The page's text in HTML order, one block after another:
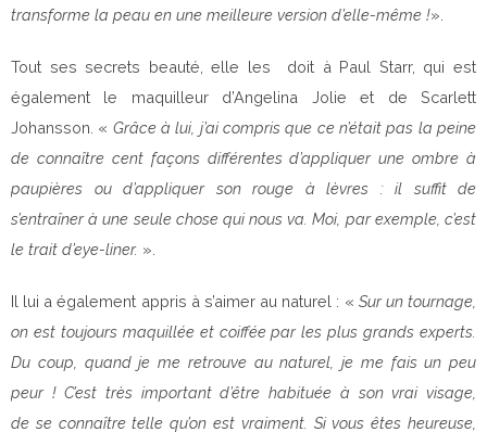
transforme la peau en une meilleure version d’elle-même !».
Tout ses secrets beauté, elle les doit à Paul Starr, qui est
également le maquilleur d’Angelina Jolie et de Scarlett
Johansson. « Grâce à lui, j’ai compris que ce n’était pas la peine
de connaître cent façons différentes d’appliquer une ombre à
paupières ou d’appliquer son rouge à lèvres : il suffit de
s’entraîner à une seule chose qui nous va. Moi, par exemple, c’est
le trait d’eye-liner. ».
Il lui a également appris à s’aimer au naturel : « Sur un tournage,
on est toujours maquillée et coiffée par les plus grands experts.
Du coup, quand je me retrouve au naturel, je me fais un peu
peur ! C’est très important d’être habituée à son vrai visage,
de se connaître telle qu’on est vraiment. Si vous êtes heureuse,